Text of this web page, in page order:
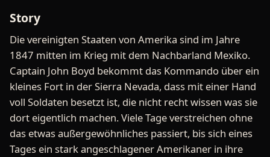
Story
Die vereinigten Staaten von Amerika sind im Jahre
1847 mitten im Krieg mit dem Nachbarland Mexiko.
Captain John Boyd bekommt das Kommando über ein
kleines Fort in der Sierra Nevada, dass mit einer Hand
voll Soldaten besetzt ist, die nicht recht wissen was sie
dort eigentlich machen. Viele Tage verstreichen ohne
das etwas außergewöhnliches passiert, bis sich eines
Tages ein stark angeschlagener Amerikaner in ihre